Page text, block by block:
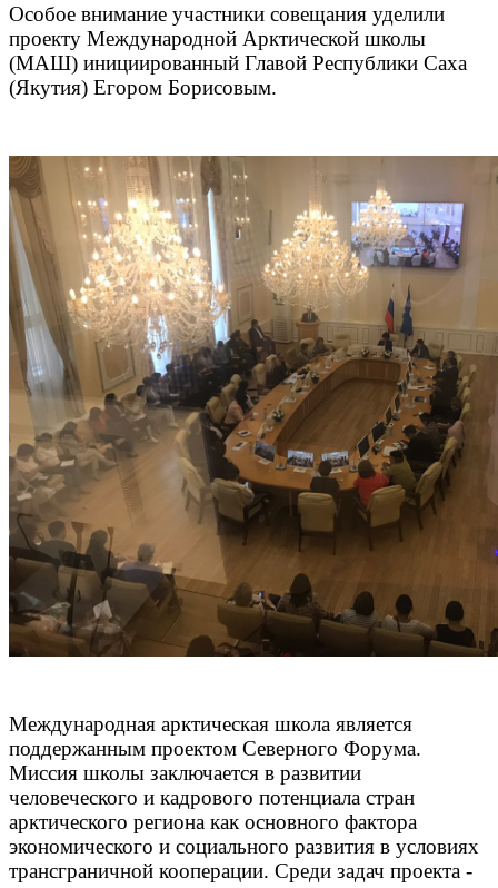
Особое внимание участники совещания уделили
проекту Международной Арктической школы
(МАШ) инициированный Главой Республики Саха
(Якутия) Егором Борисовым.
Международная арктическая школа является
поддержанным проектом Северного Форума.
Миссия школы заключается в развитии
человеческого и кадрового потенциала стран
арктического региона как основного фактора
экономического и социального развития в условиях
трансграничной кооперации. Среди задач проекта -